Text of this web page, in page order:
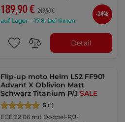
189,90 € 249,90 €
auf Lager – 17.8. bei Ihnen
-24%
Detail
Flip-up moto Helm LS2 FF901
Advant X Oblivion Matt
Schwarz Titanium P/JSALE
5 (1)
ECE 22.06 mit Doppel-P/J-